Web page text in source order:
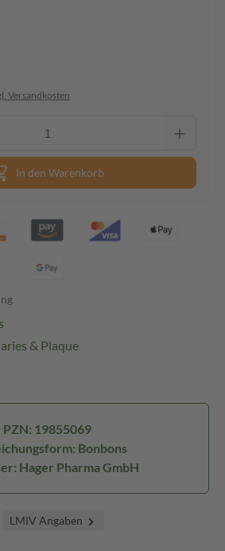
Versandkosten
In den Warenkorb
& Plaque
PZN: 19855069
Bonbons
Hager Pharma GmbH
LMIV Angaben